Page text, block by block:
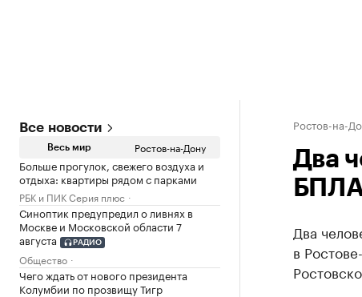
Все новости
Весь мир Ростов-на-Дону
Больше прогулок, свежего воздуха и
отдыха: квартиры рядом с парками
РБК и ПИК Серия плюс
Синоптик предупредил о ливнях в
Москве и Московской области 7
августа
РАДИО
Общество
Чего ждать от нового президента
Колумбии по прозвищу Тигр
Ростов-на-
Два
Два
в